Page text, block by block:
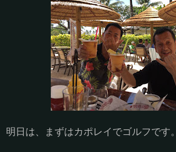
明日は、まずはカポレイでゴルフです。